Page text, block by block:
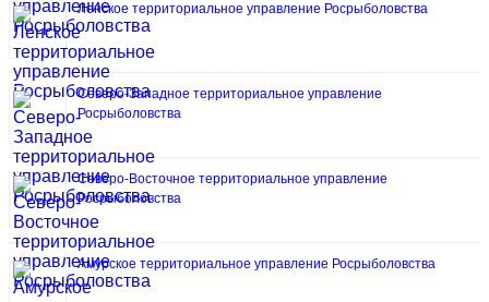
Ленское территориальное управление Росрыболовства
Северо-Западное территориальное управление
Росрыболовства
Северо-Восточное территориальное управление
Росрыболовства
Амурское территориальное управление Росрыболовства